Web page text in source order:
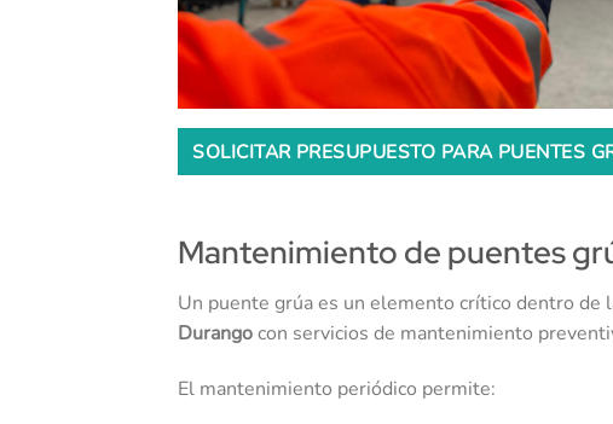
SOLICITAR PRESUPUESTO PARA PUENTES
Mantenimiento de puentes
Un puente grúa es un elemento crítico dentro
Durangocon servicios de mantenimiento
El mantenimiento periódico permite: